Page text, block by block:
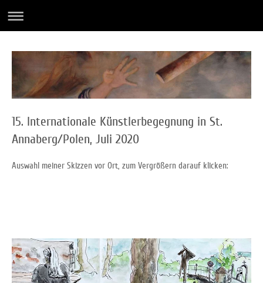
15. Internationale Künstlerbegegnung in St.
Annaberg/Polen, Juli 2020
Auswahl meiner Skizzen vor Ort, zum Vergrößern darauf klicken: